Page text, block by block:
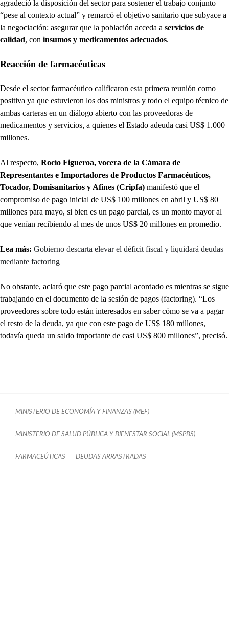
agradeció la disposición del sector para sostener el trabajo conjunto
“pese al contexto actual” y remarcó el objetivo sanitario que subyace a
la negociación: asegurar que la población acceda a servicios de
calidad, con insumos y medicamentos adecuados.
Reacción de farmacéuticas
Desde el sector farmacéutico calificaron esta primera reunión como
positiva ya que estuvieron los dos ministros y todo el equipo técnico de
ambas carteras en un diálogo abierto con las proveedoras de
medicamentos y servicios, a quienes el Estado adeuda casi US$ 1.000
millones.
Al respecto, Rocío Figueroa, vocera de la Cámara de
Representantes e Importadores de Productos Farmacéuticos,
Tocador, Domisanitarios y Afines (Cripfa) manifestó que el
compromiso de pago inicial de US$ 100 millones en abril y US$ 80
millones para mayo, si bien es un pago parcial, es un monto mayor al
que venían recibiendo al mes de unos US$ 20 millones en promedio.
Lea más: Gobierno descarta elevar el déficit fiscal y liquidará deudas
mediante factoring
No obstante, aclaró que este pago parcial acordado es mientras se sigue
trabajando en el documento de la sesión de pagos (factoring). “Los
proveedores sobre todo están interesados en saber cómo se va a pagar
el resto de la deuda, ya que con este pago de US$ 180 millones,
todavía queda un saldo importante de casi US$ 800 millones”, precisó.
MINISTERIO DE ECONOMÍA Y FINANZAS (MEF)
MINISTERIO DE SALUD PÚBLICA Y BIENESTAR SOCIAL (MSPBS)
FARMACEÚTICAS DEUDAS ARRASTRADAS